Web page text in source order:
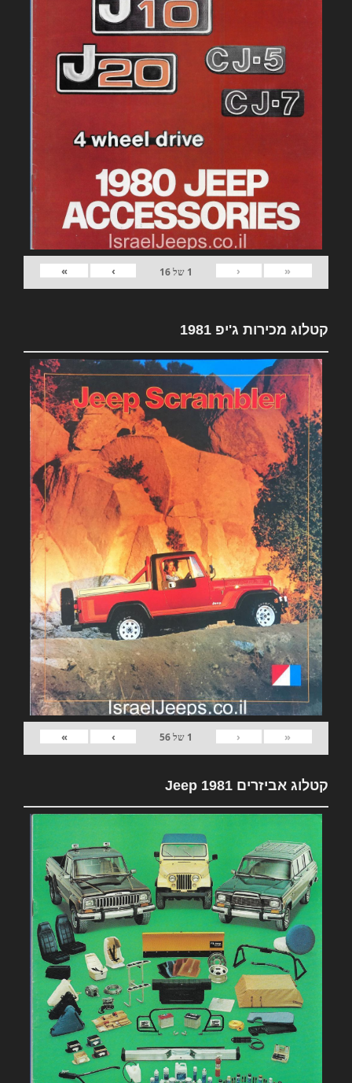
«
‹
1 של16
›
»
קטלוג מכירות ג'יפ 1981
«
‹
1 של56
›
»
קטלוג אביזרים 1981 Jeep